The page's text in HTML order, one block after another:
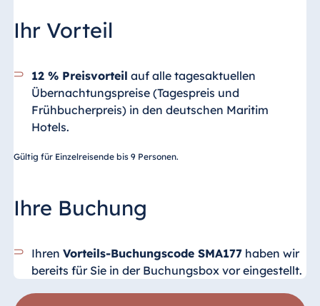
Ihr Vorteil
12 % Preisvorteil auf alle tagesaktuellen
Übernachtungspreise (Tagespreis und
Frühbucherpreis) in den deutschen Maritim
Hotels.
Gültig für Einzelreisende bis 9 Personen.
Ihre Buchung
IhrenVorteils-Buchungscode SMA177 haben wir
bereits für Sie in der Buchungsbox vor eingestellt.